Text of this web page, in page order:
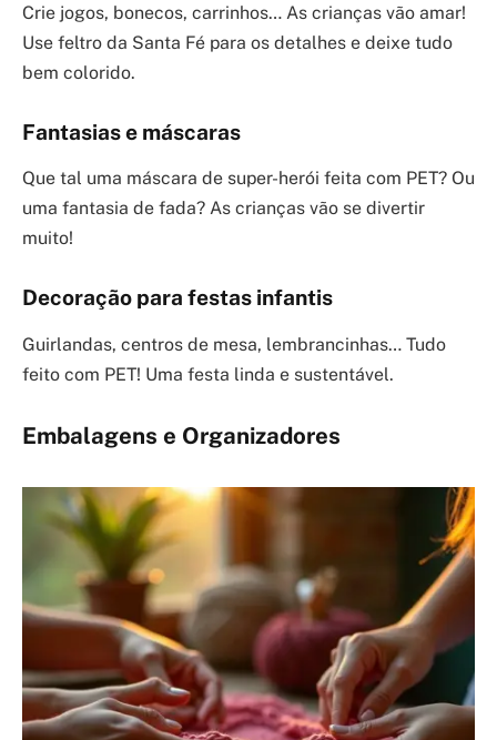
Crie jogos, bonecos, carrinhos… As crianças vão amar!
Use feltro da Santa Fé para os detalhes e deixe tudo
bem colorido.
Fantasias e máscaras
Que tal uma máscara de super-herói feita com PET? Ou
uma fantasia de fada? As crianças vão se divertir
muito!
Decoração para festas infantis
Guirlandas, centros de mesa, lembrancinhas… Tudo
feito com PET! Uma festa linda e sustentável.
Embalagens e Organizadores